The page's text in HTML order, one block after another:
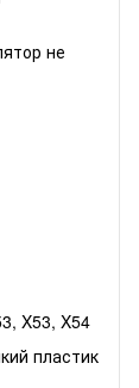
не
X53, X54
пластик